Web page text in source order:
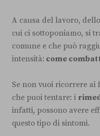
A causa del lavoro,
cui ci sottoponiamo, si
comune e che può
intensità: come
Se non vuoi ricorrere ai
che puoi tentare: i
infatti, possono avere
questo tipo di sintomi.